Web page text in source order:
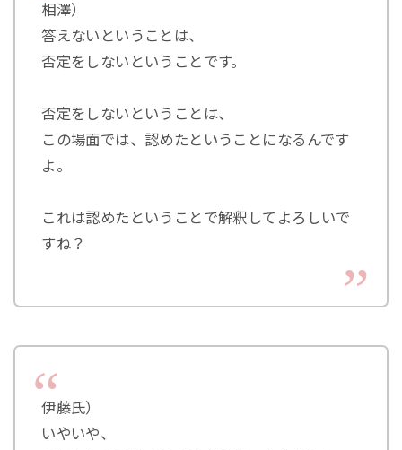
相澤）
答えないということは、
否定をしないということです。
否定をしないということは、
この場面では、認めたということになるんです
よ。
これは認めたということで解釈してよろしいで
すね？
伊藤氏）
いやいや、